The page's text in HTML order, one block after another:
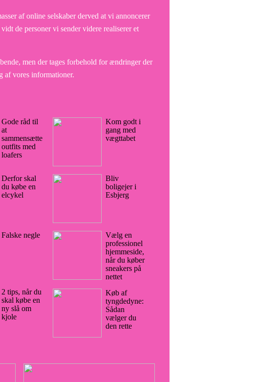
af online selskaber derved at vi annoncerer
de personer vi sender videre realiserer et
men der tages forbehold for ændringer der
af vores informationer.
Gode råd til
at
sammensætte
outfits med
loafers
Derfor skal
du købe en
elcykel
Falske negle
2 tips, når du
skal købe en
ny slå om
kjole
Kom godt i
gang med
vægttabet
Bliv
boligejer i
Esbjerg
Vælg en
professionel
hjemmeside,
når du køber
sneakers på
nettet
Køb af
tyngdedyne:
Sådan
vælger du
den rette